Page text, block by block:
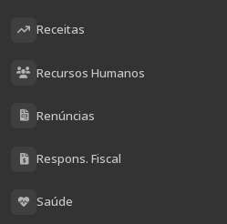
Receitas
Recursos Humanos
Renúncias
Respons. Fiscal
Saúde